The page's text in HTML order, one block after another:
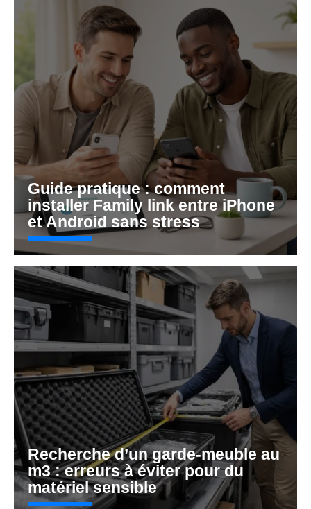
Guide pratique : comment
installer Family link entre iPhone
et Android sans stress
Recherche d’un garde-meuble au
m3 : erreurs à éviter pour du
matériel sensible